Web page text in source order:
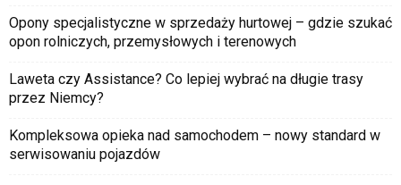
Opony specjalistyczne w sprzedaży hurtowej – gdzie szukać
opon rolniczych, przemysłowych i terenowych
Laweta czy Assistance? Co lepiej wybrać na długie trasy
przez Niemcy?
Kompleksowa opieka nad samochodem – nowy standard w
serwisowaniu pojazdów